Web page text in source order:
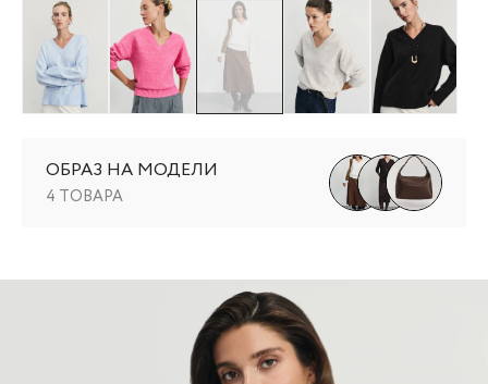
ОБРАЗ НА МОДЕЛИ
4 ТОВАРА